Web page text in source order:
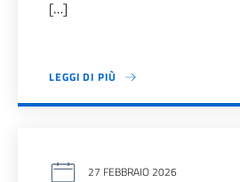
[…]
LEGGI DI PIÙ
27 FEBBRAIO 2026